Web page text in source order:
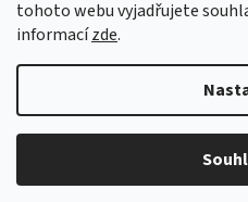
tohoto webu vyjadřujete
informacízde.
Copyright 2026